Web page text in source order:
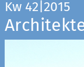
Kw 42|2015